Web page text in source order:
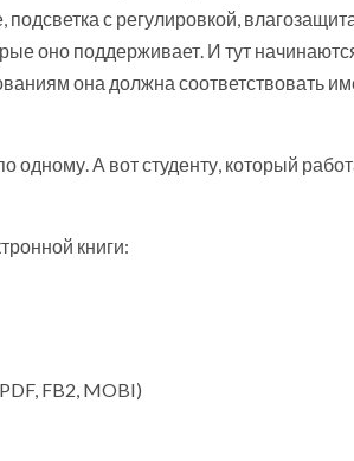
с регулировкой,
оно поддерживает. И тут
она должна соответствовать
А вот студенту, который
книги:
FB2, MOBI)